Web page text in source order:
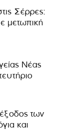
Σέρρες:
μετωπική
Νέας
των
και